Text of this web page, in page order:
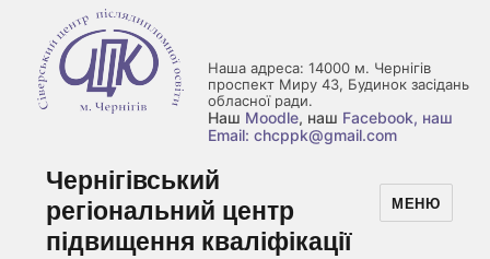
Наша адреса: 14000 м. Чернігів
проспект Миру 43, Будинок засідань
обласної ради.
Наш Moodle, наш Facebook, наш
Email: chcppk@gmail.com
Чернігівський
регіональний центр
підвищення кваліфікації
МЕНЮ